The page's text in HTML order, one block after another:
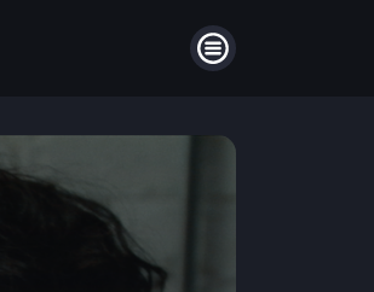
aus Großbritannien
Die schönsten Biopics